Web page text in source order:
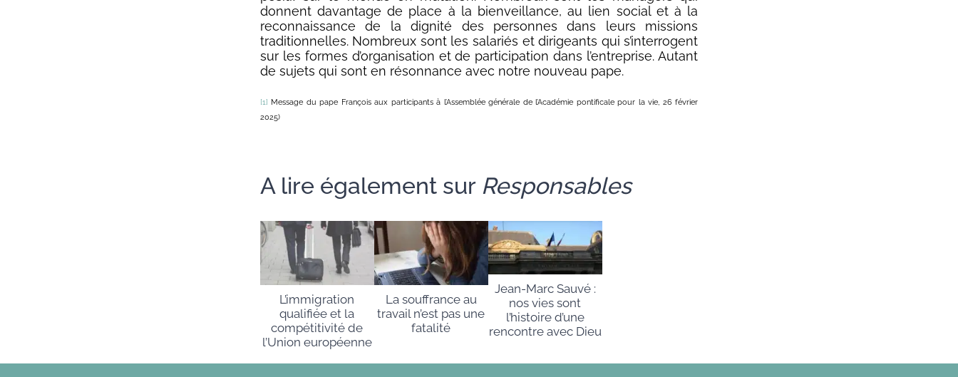
donnent davantage de place à la bienveillance, au lien social et à la
reconnaissance de la dignité des personnes dans leurs missions
traditionnelles. Nombreux sont les salariés et dirigeants qui s’interrogent
sur les formes d’organisation et de participation dans l’entreprise. Autant
de sujets qui sont en résonnance avec notre nouveau pape.
[1] Message du pape François aux participants à l’Assemblée générale de l’Académie pontificale pour la vie, 26 février
2025)
A lire également sur Responsables
L’immigration
qualifiée et la
compétitivité de
l’Union européenne
La souffrance au
travail n’est pas une
fatalité
Jean-Marc Sauvé :
nos vies sont
l’histoire d’une
rencontre avec Dieu